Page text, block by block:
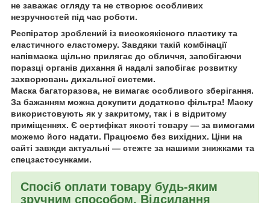
не заважає огляду та не створює особливих
незручностей під час роботи.
Респіратор зроблений із високоякісного пластику та
еластичного еластомеру. Завдяки такій комбінації
напівмаска щільно прилягає до обличчя, запобігаючи
поразці органів дихання й надалі запобігає розвитку
захворювань дихальної системи.
Маска багаторазова, не вимагає особливого зберігання.
За бажанням можна докупити додатково фільтра! Маску
використовують як у закритому, так і в відритому
приміщеннях. Є сертифікат якості товару — за вимогами
можемо його надати. Працюємо без вихідних. Ціни на
сайті завжди актуальні — стежте за нашими знижками та
спецзастосунками.
Спосіб оплати товару будь-яким
зручним способом. Відсилання